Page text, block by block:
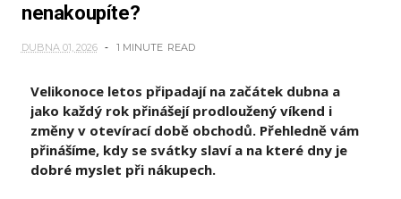
nenakoupíte?
DUBNA 01, 2026 1 MINUTE READ
Velikonoce letos připadají na začátek dubna a
jako každý rok přinášejí prodloužený víkend i
změny v otevírací době obchodů. Přehledně vám
přinášíme, kdy se svátky slaví a na které dny je
dobré myslet při nákupech.